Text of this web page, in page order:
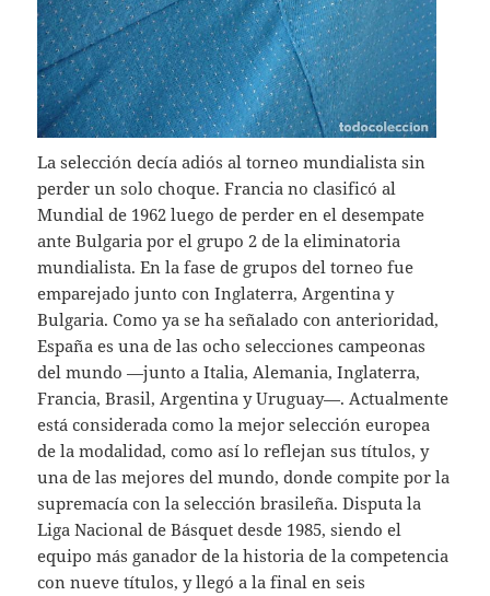
La selección decía adiós al torneo mundialista sin
perder un solo choque. Francia no clasificó al
Mundial de 1962 luego de perder en el desempate
ante Bulgaria por el grupo 2 de la eliminatoria
mundialista. En la fase de grupos del torneo fue
emparejado junto con Inglaterra, Argentina y
Bulgaria. Como ya se ha señalado con anterioridad,
España es una de las ocho selecciones campeonas
del mundo —junto a Italia, Alemania, Inglaterra,
Francia, Brasil, Argentina y Uruguay—. Actualmente
está considerada como la mejor selección europea
de la modalidad, como así lo reflejan sus títulos, y
una de las mejores del mundo, donde compite por la
supremacía con la selección brasileña. Disputa la
Liga Nacional de Básquet desde 1985, siendo el
equipo más ganador de la historia de la competencia
con nueve títulos, y llegó a la final en seis